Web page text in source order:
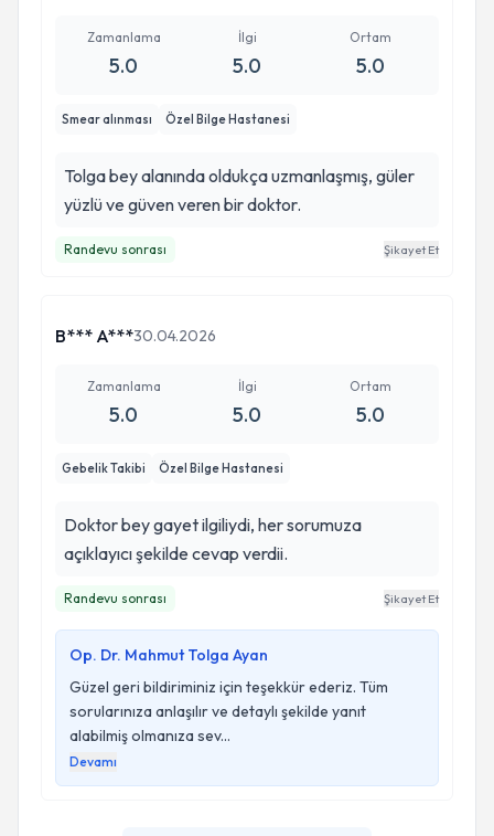
Zamanlama
5.0
İlgi
5.0
Ortam
5.0
Smear alınması Özel Bilge Hastanesi
Tolga bey alanında oldukça uzmanlaşmış, güler
yüzlü ve güven veren bir doktor.
Randevu sonrası Şikayet Et
B*** A***30.04.2026
Zamanlama
5.0
İlgi
5.0
Ortam
5.0
Gebelik Takibi Özel Bilge Hastanesi
Doktor bey gayet ilgiliydi, her sorumuza
açıklayıcı şekilde cevap verdii.
Randevu sonrası Şikayet Et
Op. Dr. Mahmut Tolga Ayan
Güzel geri bildiriminiz için teşekkür ederiz. Tüm
sorularınıza anlaşılır ve detaylı şekilde yanıt
alabilmiş olmanıza sev...
Devamı